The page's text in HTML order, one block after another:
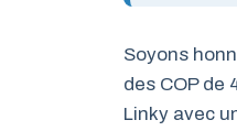
Soyons
des COP de
Linky avec